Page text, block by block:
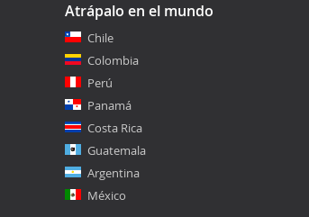
Atrápalo en el mundo
Chile
Colombia
Perú
Panamá
Costa Rica
Guatemala
Argentina
México